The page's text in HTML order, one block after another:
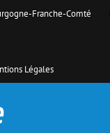
Franche-Comté
Légales